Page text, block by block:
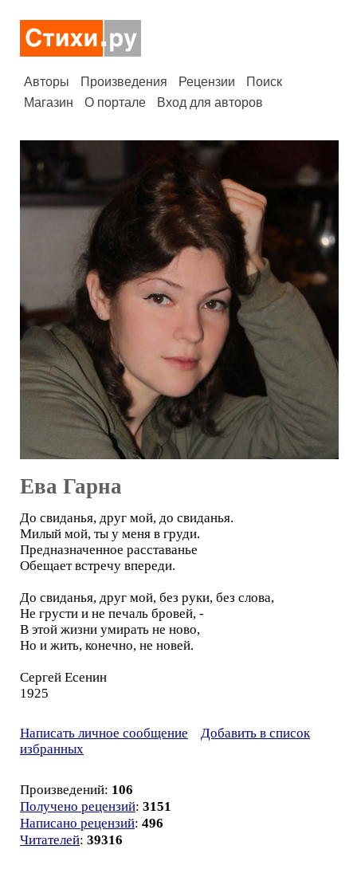
Авторы Произведения Рецензии
Поиск
Магазин
О портале Вход для авторов
Ева Гарна
До свиданья, друг мой, до свиданья.
Милый мой, ты у меня в груди.
Предназначенное расставанье
Обещает встречу впереди.
До свиданья, друг мой, без руки, без слова,
Не грусти и не печаль бровей, -
В этой жизни умирать не ново,
Но и жить, конечно, не новей.
Сергей Есенин
1925
Написать личное сообщение
Добавить в список
избранных
Произведений: 106
Получено рецензий: 3151
Написано рецензий: 496
Читателей: 39316